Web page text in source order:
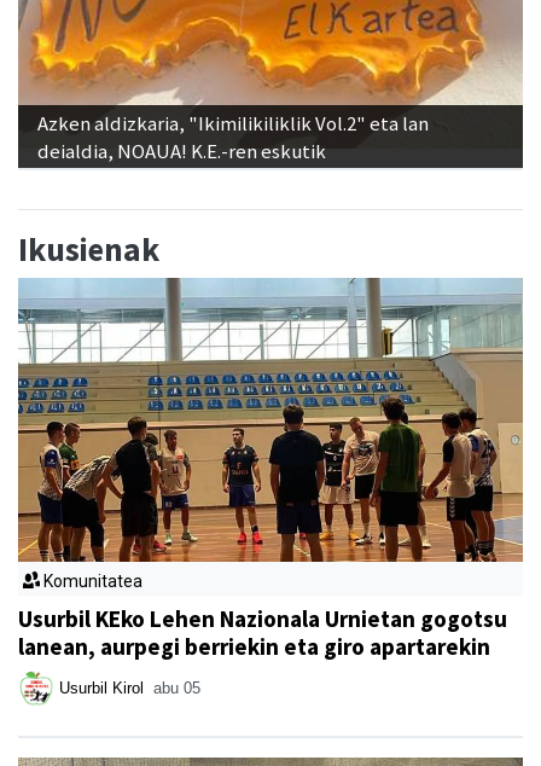
Azken aldizkaria, "Ikimilikiliklik Vol.2" eta lan
deialdia, NOAUA! K.E.-ren eskutik
Ikusienak
Komunitatea
Usurbil KEko Lehen Nazionala Urnietan gogotsu
lanean, aurpegi berriekin eta giro apartarekin
Usurbil Kirol abu 05